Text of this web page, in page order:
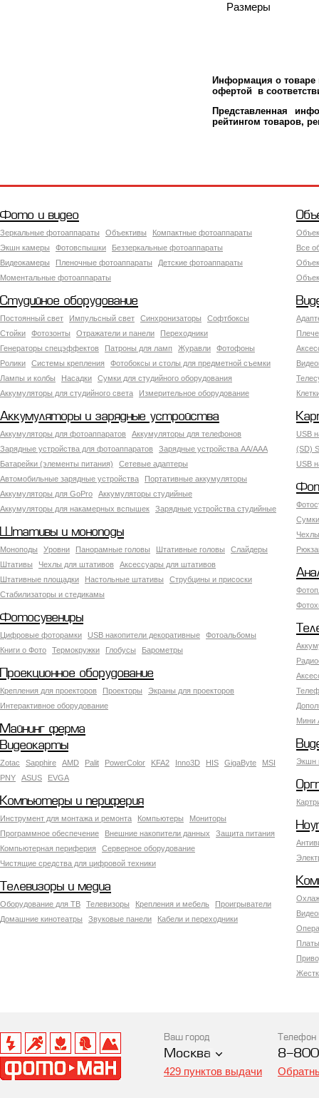
Размеры
Информация о товаре
офертой в
Представленная
рейтингом товаров,
Фото и видео
Зеркальные фотоаппараты Объективы
Компактные фотоаппараты
Экшн камеры
Фотовспышки
Беззеркальные фотоаппараты
Видеокамеры
Пленочные фотоаппараты
Детские фотоаппараты
Моментальные фотоаппараты
Все
Студийное оборудование
Постоянный свет Импульсный свет Синхронизаторы
Софтбоксы
Стойки
Фотозонты Отражатели и панели
Переходники
Генераторы спецэффектов
Патроны для ламп Журавли
Фотофоны
Ролики
Системы крепления
Фотобоксы и столы для предметной съемки
Лампы и колбы
Насадки
Сумки для студийного оборудования
Аккумуляторы для студийного света
Измерительное оборудование
Аккумуляторы и зарядные устройства
Аккумуляторы для фотоаппаратов
Аккумуляторы для телефонов
Зарядные устройства для фотоаппаратов
Зарядные устройства AA/AAA
Батарейки (элементы питания)
Сетевые адаптеры
Автомобильные зарядные устройства
Портативные аккумуляторы
Аккумуляторы для GoPro
Аккумуляторы студийные
Аккумуляторы для накамерных вспышек
Зарядные устройства студийные
USB
(SD)
USB
Штативы и моноподы
Моноподы Уровни Панорамные головы Штативные головы
Слайдеры
Штативы
Чехлы для штативов
Аксессуары для штативов
Штативные площадки
Настольные штативы
Струбцины и присоски
Стабилизаторы и стедикамы
Фотосувениры
Цифровые фоторамки USB накопители декоративные
Фотоальбомы
Книги о Фото
Термокружки Глобусы Барометры
Мини
Проекционное оборудование
Крепления для проекторов Проекторы
Экраны для проекторов
Интерактивное оборудование
Майнинг ферма
Экшн
Видеокарты
Zotac Sapphire AMD Palit PowerColor KFA2 Inno3D HIS GigaByte
MSI
PNY
ASUS EVGA
Компьютеры и периферия
Инструмент для монтажа и ремонта Компьютеры
Мониторы
Программное обеспечение
Внешние накопители данных
Защита питания
Компьютерная периферия
Серверное оборудование
Чистящие средства для цифровой техники
Телевизоры и медиа
Оборудование для ТВ Телевизоры Крепления и мебель
Проигрыватели
Домашние кинотеатры
Звуковые панели Кабели и переходники
Ваш город
Москва
429 пунктов выдачи
Телефон
8-